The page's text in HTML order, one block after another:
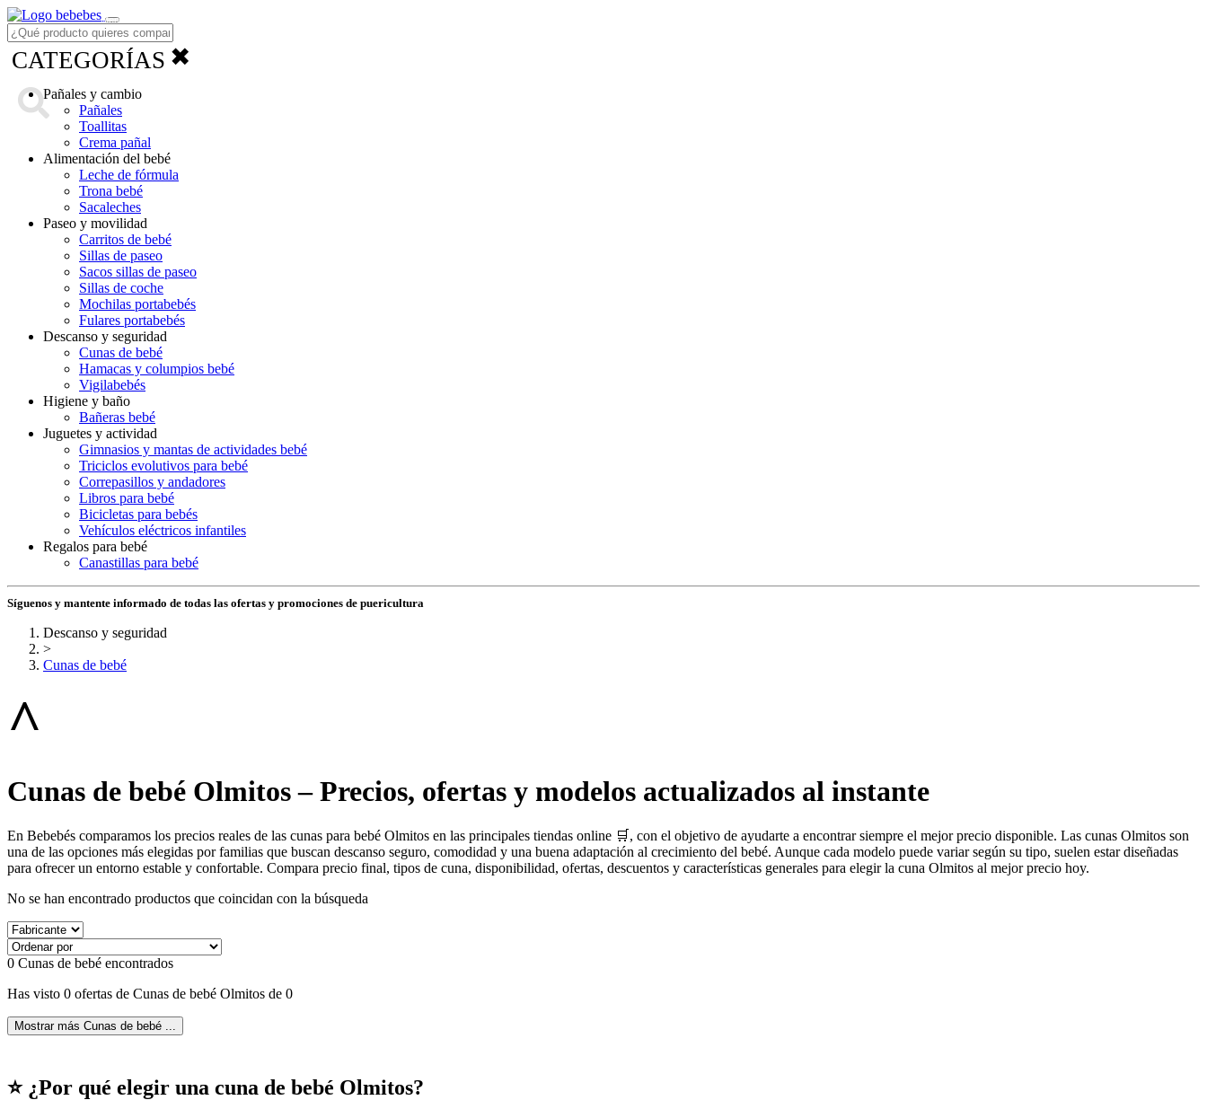
Menú
CATEGORÍAS ✖
Pañales y cambio
Pañales
Toallitas
Crema pañal
Alimentación del bebé
Leche de fórmula
Trona bebé
Sacaleches
Paseo y movilidad
Carritos de bebé
Sillas de paseo
Sacos sillas de paseo
Sillas de coche
Mochilas portabebés
Fulares portabebés
Descanso y seguridad
Cunas de bebé
Hamacas y columpios bebé
Vigilabebés
Higiene y baño
Bañeras bebé
Juguetes y actividad
Gimnasios y mantas de actividades bebé
Triciclos evolutivos para bebé
Correpasillos y andadores
Libros para bebé
Bicicletas para bebés
Vehículos eléctricos infantiles
Regalos para bebé
Canastillas para bebé
Síguenos y mantente informado de todas las ofertas y promociones de puericultura
Descanso y seguridad
>
Cunas de bebé
^
Cunas de bebé Olmitos – Precios, ofertas y modelos actualizados al instante
En Bebebés comparamos los precios reales de las cunas para bebé Olmitos en las principales tiendas online 🛒, con el objetivo de ayudarte a encontrar siempre el mejor precio disponible. Las cunas Olmitos son
una de las opciones más elegidas por familias que buscan descanso seguro, comodidad y una buena adaptación al crecimiento del bebé. Aunque cada modelo puede variar según su tipo, suelen estar diseñadas
para ofrecer un entorno estable y confortable. Compara precio final, tipos de cuna, disponibilidad, ofertas, descuentos y características generales para elegir la cuna Olmitos al mejor precio hoy.
No se han encontrado productos que coincidan con la búsqueda
0 Cunas de bebé encontrados
Has visto 0 ofertas de Cunas de bebé Olmitos de 0
Mostrar más Cunas de bebé ...
⭐ ¿Por qué elegir una cuna de bebé Olmitos?